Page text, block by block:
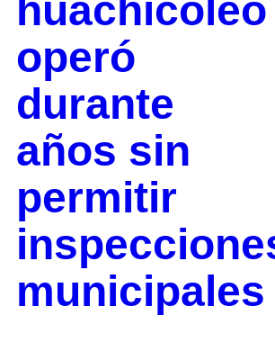
huachicoleo
operó
durante
años sin
permitir
municipales